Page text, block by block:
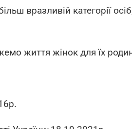
вразливій категорії
життя жінок для їх